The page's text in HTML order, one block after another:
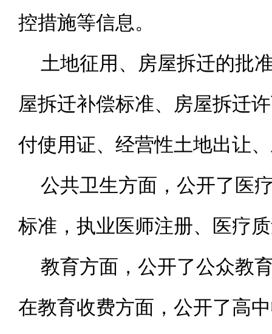
控措施等信息。
土地征用、房屋拆迁的批
屋拆迁补偿标准、房屋拆迁
付使用证、经营性土地出让
公共卫生方面，公开了医
标准，执业医师注册、医疗
教育方面，公开了公众教
在教育收费方面，公开了高